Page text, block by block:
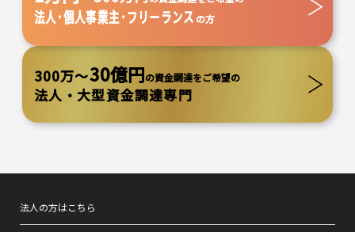
300万～30億円の資金調達をご希望の
法人・大型資金調達専門
法人･個人事業主･フリーランス の方
法人の方はこちら